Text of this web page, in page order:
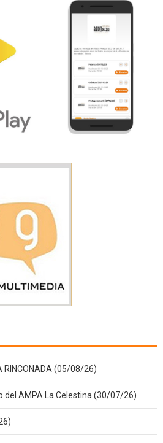
RINCONADA (05/08/26)
del AMPA La Celestina (30/07/26)